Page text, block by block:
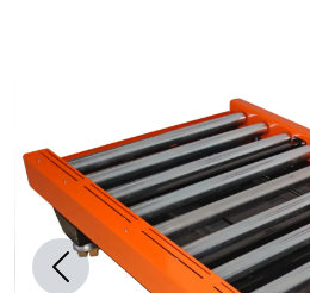
Previous